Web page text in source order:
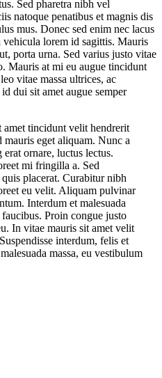
Sed pharetra nibh vel
natoque penatibus et magnis dis
mus. Donec sed enim nec lacus
lorem id sagittis. Mauris
porta urna. Sed varius justo vitae
Mauris at mi eu augue tincidunt
vitae massa ultrices, ac
dui sit amet augue semper
amet tincidunt velit hendrerit
mauris eget aliquam. Nunc a
ornare, luctus lectus.
mi fringilla a. Sed
placerat. Curabitur nibh
eu velit. Aliquam pulvinar
Interdum et malesuada
Proin congue justo
In vitae mauris sit amet velit
interdum, felis et
massa, eu vestibulum